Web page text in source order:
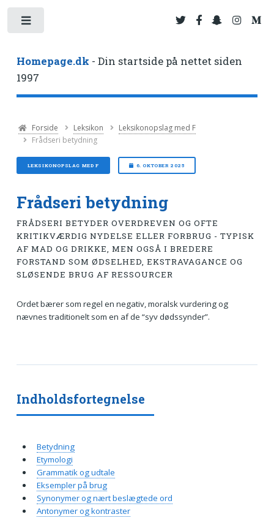
Homepage.dk - Din startside på nettet siden
1997
Forside Leksikon
Leksikonopslag med F
Frådseri betydning
LEKSIKONOPSLAG MED F 6. OKTOBER 2025
Frådseri betydning
FRÅDSERI BETYDER OVERDREVEN OG OFTE
KRITIKVÆRDIG NYDELSE ELLER FORBRUG - TYPISK
AF MAD OG DRIKKE, MEN OGSÅ I BREDERE
FORSTAND SOM ØDSELHED, EKSTRAVAGANCE OG
SLØSENDE BRUG AF RESSOURCER
Ordet bærer som regel en negativ, moralsk vurdering og
nævnes traditionelt som en af de “syv dødssynder”.
Indholdsfortegnelse
Betydning
Etymologi
Grammatik og udtale
Eksempler på brug
Synonymer og nært beslægtede ord
Antonymer og kontraster